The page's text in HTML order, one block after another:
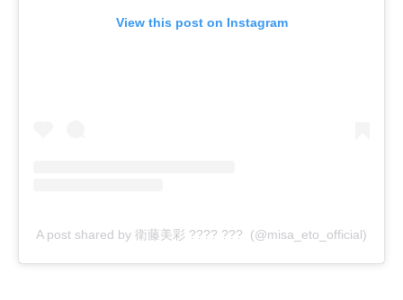
View this post on Instagram
A post shared by 衛藤美彩 ???? ??? (@misa_eto_official)